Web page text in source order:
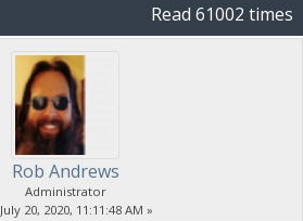
Read 61002 times
Rob Andrews
Administrator
July 20, 2020, 11:11:48 AM »